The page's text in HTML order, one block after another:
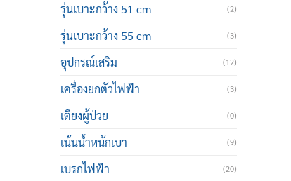
รุ่นเบาะกว้าง 51 cm (2)
รุ่นเบาะกว้าง 55 cm (3)
อุปกรณ์เสริม (12)
เครื่องยกตัวไฟฟ้า (3)
เตียงผู้ป่วย (0)
เน้นน้ำหนักเบา (9)
เบรกไฟฟ้า (20)